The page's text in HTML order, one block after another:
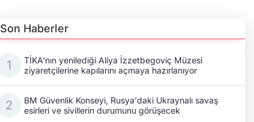
Son Haberler
TİKA'nın yenilediği Aliya İzzetbegoviç Müzesi
ziyaretçilerine kapılarını açmaya hazırlanıyor
BM Güvenlik Konseyi, Rusya'daki Ukraynalı savaş
esirleri ve sivillerin durumunu görüşecek